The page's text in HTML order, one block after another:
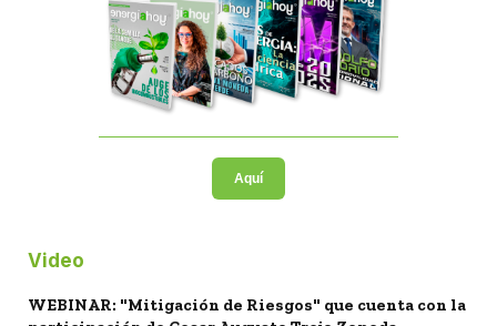
Aquí
Video
WEBINAR: "Mitigación de Riesgos" que cuenta con la